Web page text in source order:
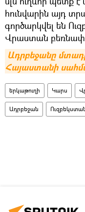
հունվարին այդ
գործարկվել են
Վրաստան
Ադրբեջանը
Հայաստանի
երկաթուղի Կարս
Ադրբեջան